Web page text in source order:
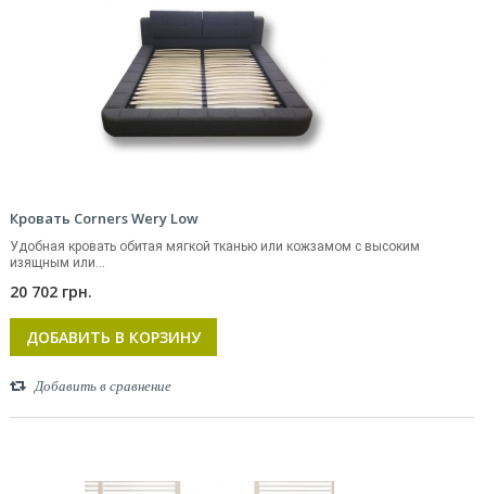
Кровать Corners Wery Low
Удобная кровать обитая мягкой тканью или кожзамом с высоким
изящным или...
20 702 грн.
ДОБАВИТЬ В КОРЗИНУ
Добавить в сравнение